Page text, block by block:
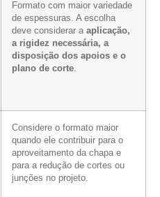
Formato com maior variedade
de espessuras. A escolha
deve considerar a aplicação,
a rigidez necessária, a
disposição dos apoios e o
plano de corte.
Considere o formato maior
quando ele contribuir para o
aproveitamento da chapa e
para a redução de cortes ou
junções no projeto.